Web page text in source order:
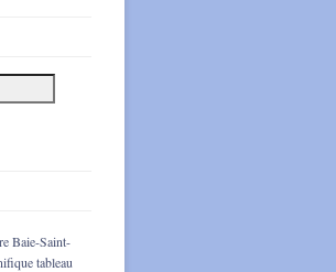
Baie-Saint-
tableau